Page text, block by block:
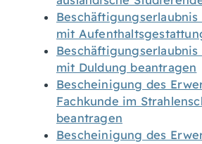
Beschäftigungserlaubnis
mit
Beschäftigungserlaubnis
mit Duldung beantragen
Bescheinigung des
Fachkunde im
beantragen
Bescheinigung des